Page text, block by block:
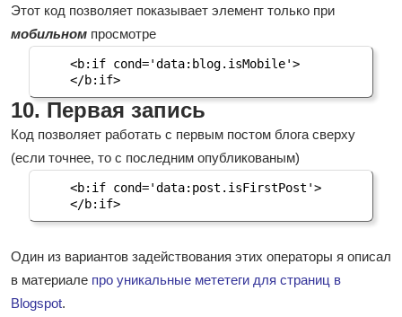
Этот код позволяет показывает элемент только при
мобильномпросмотре
<b:if cond='data:blog.isMobile'>
</b:if>
10. Первая запись
Код позволяет работать с первым постом блога сверху
(если точнее, то с последним опубликованым)
<b:if cond='data:post.isFirstPost'>
</b:if>
Один из вариантов задействования этих операторы я описал
в материале про уникальные мететеги для страниц в
Blogspot.